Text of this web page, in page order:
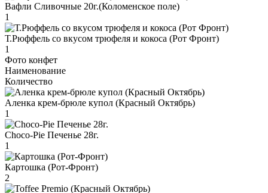
Вафли Сливочные 20г.(Коломенское поле)
1
Т.Рюффель со вкусом трюфеля и кокоса (Рот Фронт)
1
Фото конфет
Наименование
Количество
Аленка крем-брюле купол (Красный Октябрь)
1
Choco-Pie Печенье 28г.
1
Картошка (Рот-Фронт)
2